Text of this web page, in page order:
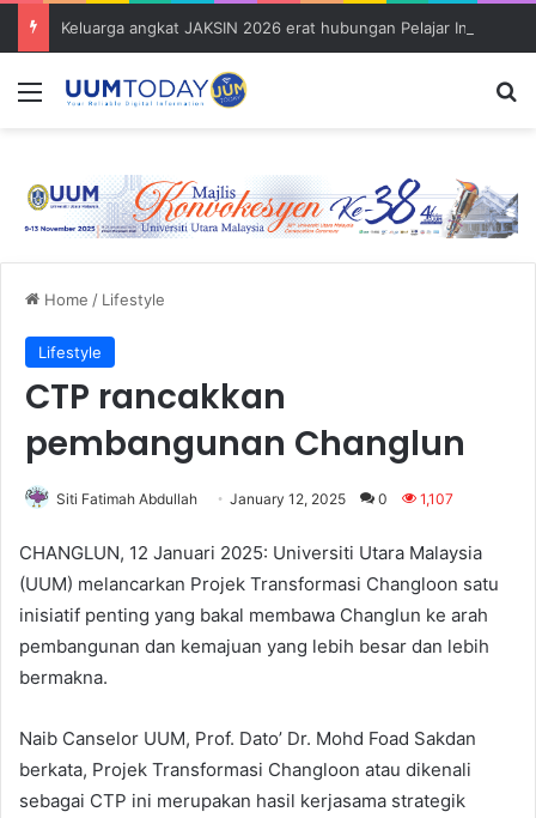
Menu
Home / Lifestyle
Lifestyle
CTP rancakkan
pembangunan Changlun
Siti Fatimah Abdullah January 12, 2025 0 1,107
CHANGLUN, 12 Januari 2025: Universiti Utara Malaysia
(UUM) melancarkan Projek Transformasi Changloon satu
inisiatif penting yang bakal membawa Changlun ke arah
pembangunan dan kemajuan yang lebih besar dan lebih
bermakna.
Naib Canselor UUM, Prof. Dato’ Dr. Mohd Foad Sakdan
berkata, Projek Transformasi Changloon atau dikenali
sebagai CTP ini merupakan hasil kerjasama strategik